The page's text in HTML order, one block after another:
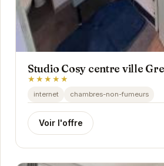
Studio Cosy centre ville
★★★★★
internet chambres-non-fumeurs
Voir l'offre